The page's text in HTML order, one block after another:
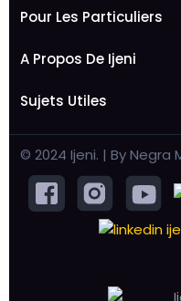
Pour Les Particuliers
A Propos De Ijeni
Sujets Utiles
© 2024 Ijeni. | By